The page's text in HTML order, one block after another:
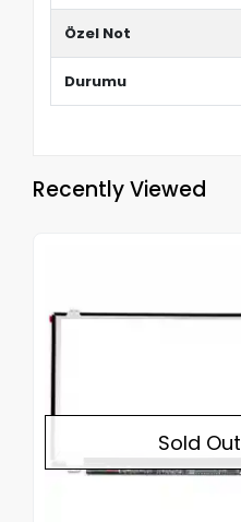
Özel Not
Durumu
Recently Viewed
Sold Out